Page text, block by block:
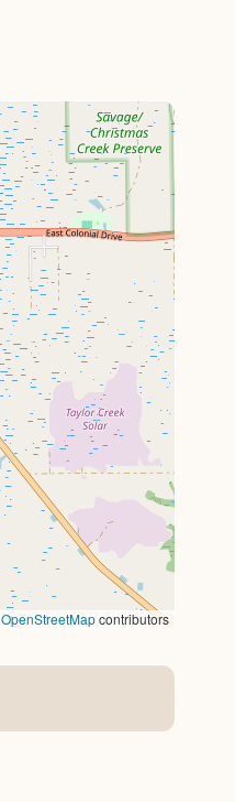
OpenStreetMapcontributors